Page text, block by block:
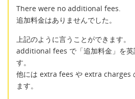
There were no additional fees.
追加料金はありませんでした。
上記のように言うことができます。
additional fees で「追加料金」を英
す。
他には extra fees や extra charges
ます。